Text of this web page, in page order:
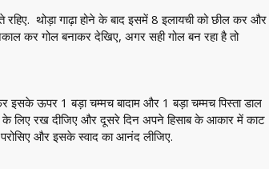
थोड़ा गाढ़ा होने के बाद इसमें 8 इलायची को छील कर और
कर गोल बनाकर देखिए, अगर सही गोल बन रहा है तो
ऊपर 1 बड़ा चम्मच बादाम और 1 बड़ा चम्मच पिस्ता डाल
लिए रख दीजिए और दूसरे दिन अपने हिसाब के आकार में काट
और इसके स्वाद का आनंद लीजिए.